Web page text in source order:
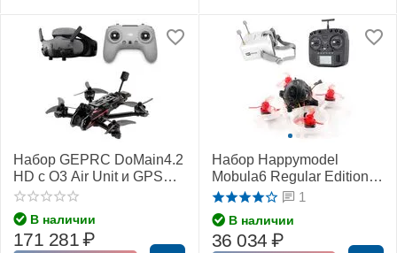
Набор GEPRC DoMain4.2
HD с O3 Air Unit и GPS
(BNF-DJI)
В наличии
171 281₽
Набор Happymodel
Mobula6 Regular Edition
(Frsky)
1
В наличии
36 034 ₽